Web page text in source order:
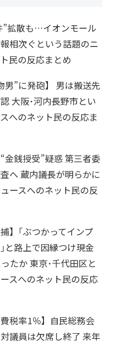
”拡散も…イオンモール
相次ぐという話題のニ
民の反応まとめ
男”に発砲】 男は搬送先
大阪･河内長野市とい
へのネット民の反応ま
“金銭授受”疑惑 第三者委
へ 蔵内議長が明らかに
ースへのネット民の反
】｢ぶつかってインプ
と路上で因縁つけ現金
たか 東京･千代田区と
スへのネット民の反応
費税率1％】自民総務会
議員は欠席し終了 来年